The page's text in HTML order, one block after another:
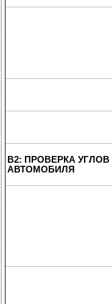
B2: ПРОВЕРКА
АВТОМОБИЛЯ